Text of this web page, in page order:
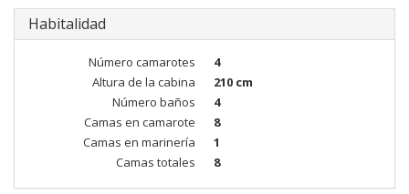
Habitalidad
Número camarotes
4
Altura de la cabina
210 cm
Número baños
4
Camas en camarote
8
Camas en marinería
1
Camas totales
8